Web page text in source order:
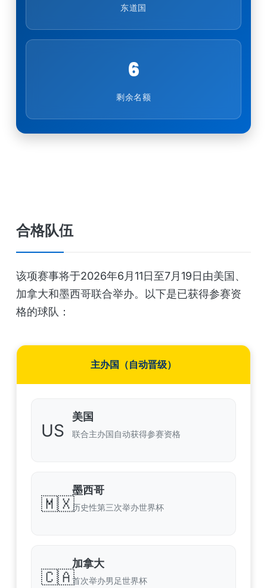
东道国
6
剩余名额
合格队伍
该项赛事将于2026年6月11日至7月19日由美国、
加拿大和墨西哥联合举办。以下是已获得参赛资
格的球队：
主办国（自动晋级）
US
美国
联合主办国自动获得参赛资格
🇲🇽
墨西哥
历史性第三次举办世界杯
🇨🇦
加拿大
首次举办男足世界杯